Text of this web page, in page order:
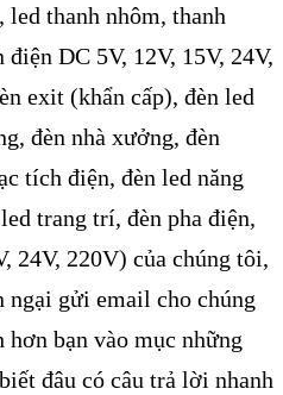
led thanh nhôm, thanh
DC 5V, 12V, 15V, 24V,
exit (khẩn cấp), đèn led
đèn nhà xưởng, đèn
tích điện, đèn led năng
trang trí, đèn pha điện,
24V, 220V) của chúng tôi,
ngại gửi email cho chúng
hơn bạn vào mục những
đâu có câu trả lời nhanh